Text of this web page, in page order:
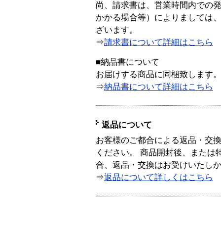
尚、請求書は、営業時間内での
かかる場合等）によりましては
ざいます。
⇒請求書について詳細はこちら
■納品書について
お届けする商品に同梱致します。
⇒納品書について詳細はこちら
返品について
お客様のご都合による返品・交
ください。 商品開封後、または
合、返品・交換はお受けいたし
⇒返品について詳しくはこちら